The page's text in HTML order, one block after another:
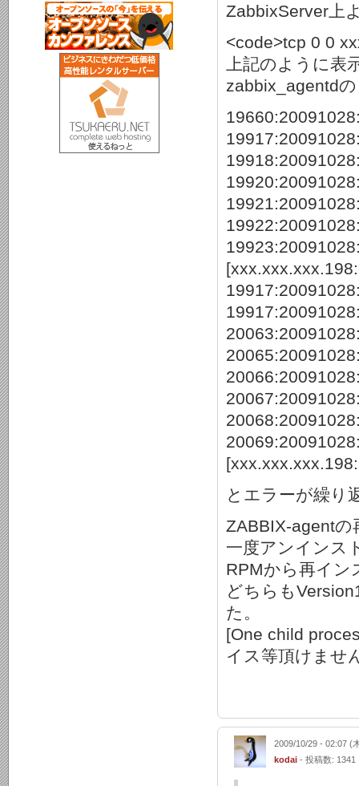
ZabbixServer上
<code>tcp 0 0
上記のように
zabbix_agentd
とエラーが繰り
ZABBIX-agent
一度アンインス
RPMから再イ
どちらも
た。
[One child
イス等頂けませ
2009/10/29 - 02:07 (
kodai - 投稿数: 1341